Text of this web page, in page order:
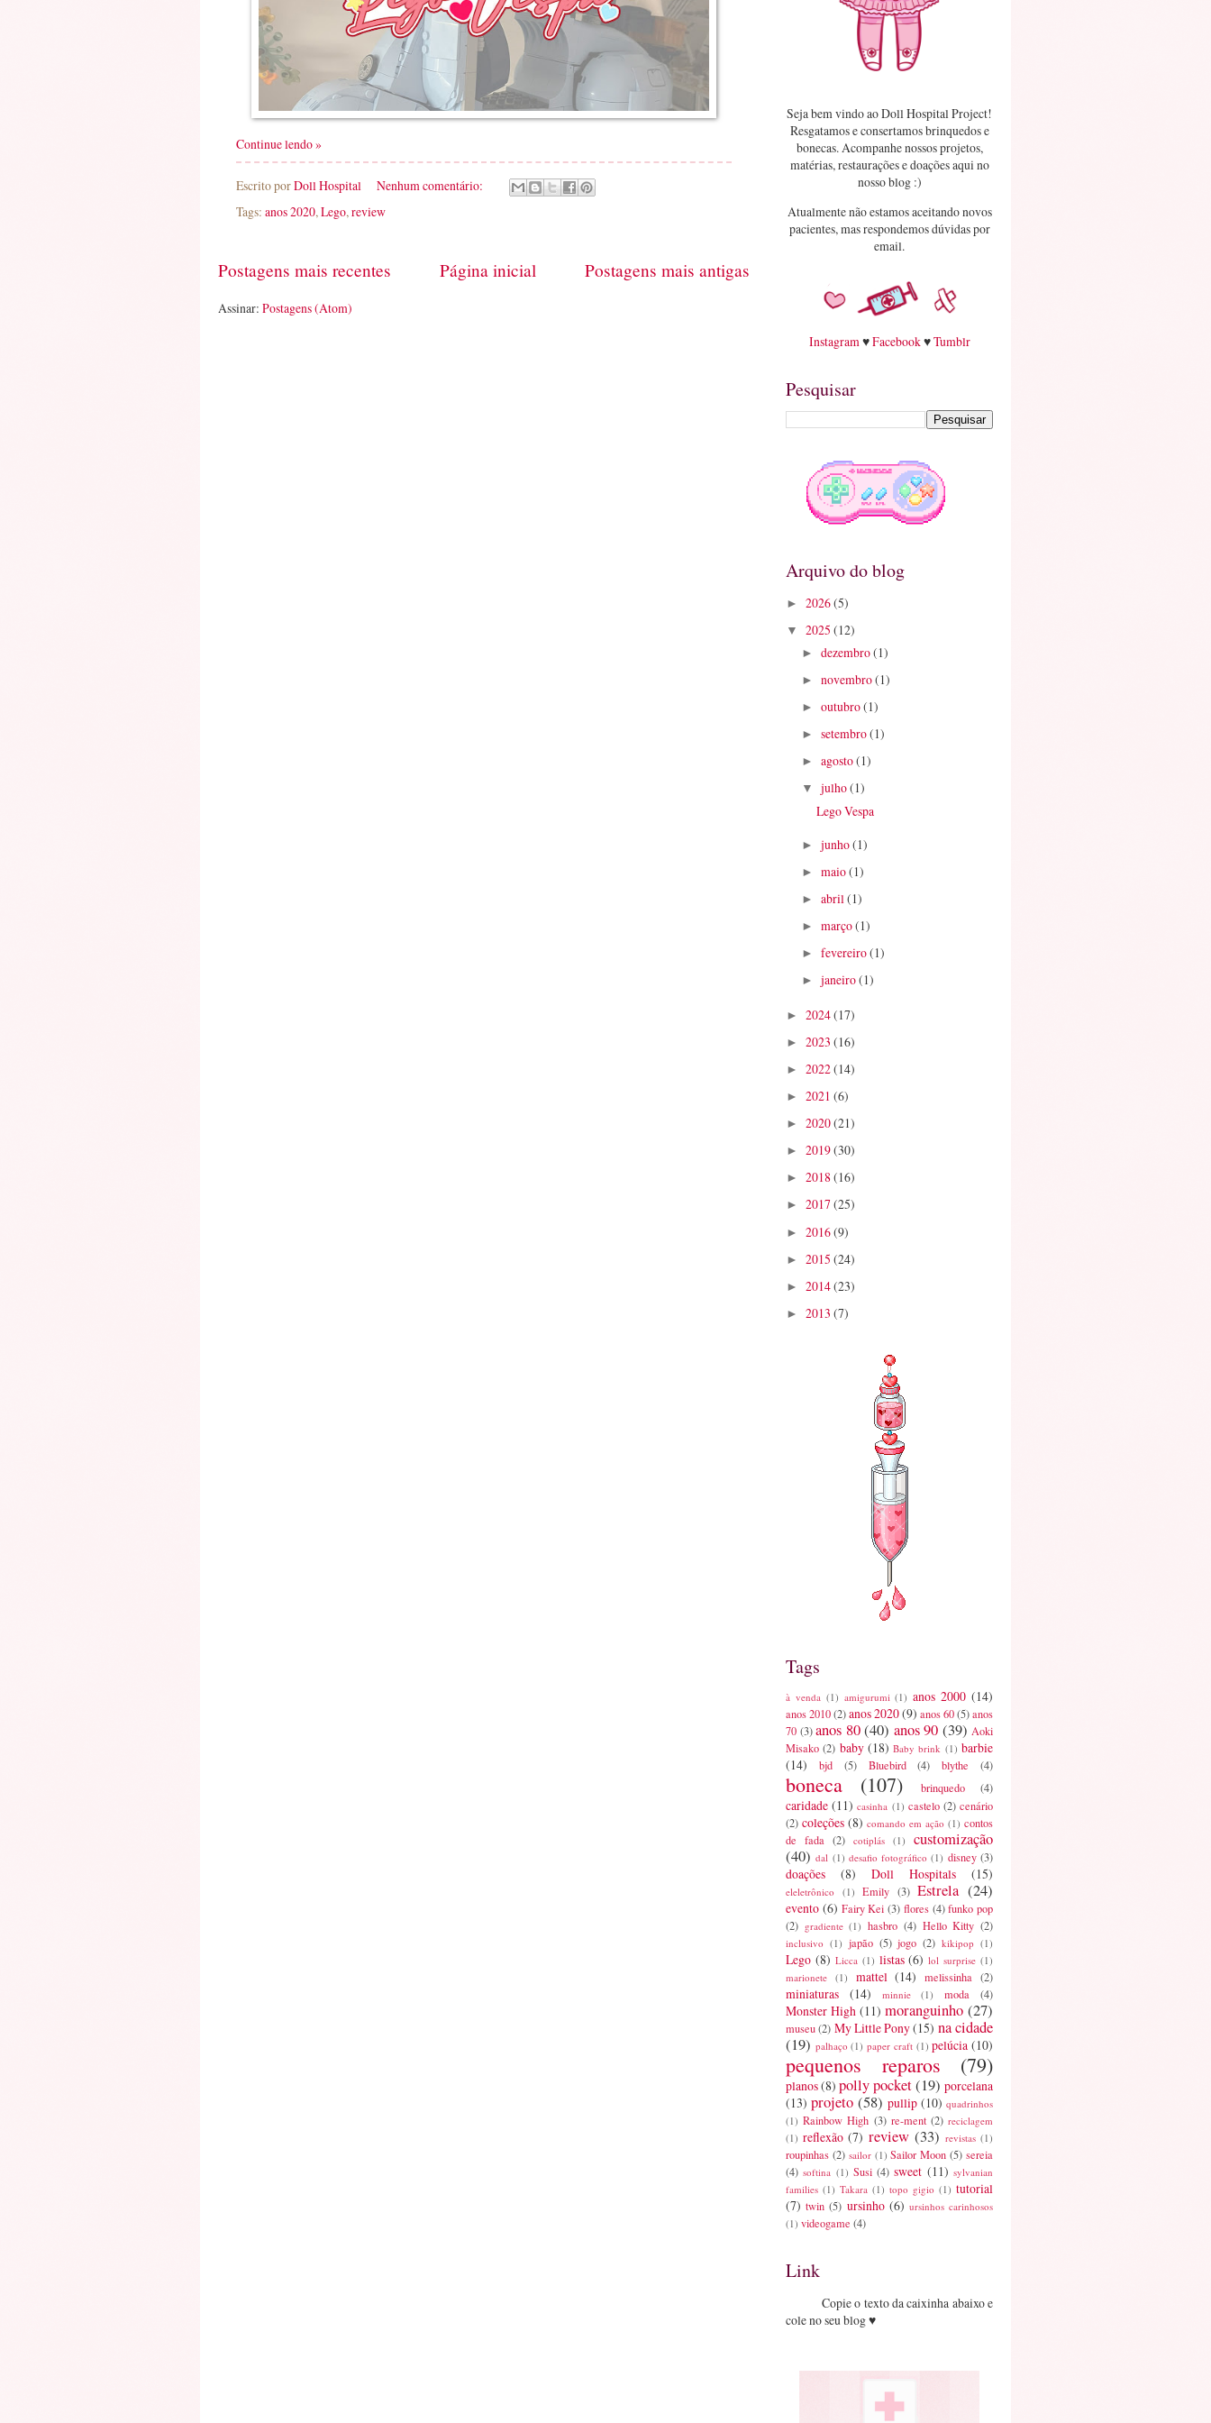
Continue lendo »
Escrito porDoll Hospital
Nenhum comentário:
Tags: anos 2020,Lego,review
Postagens mais recentes Postagens mais antigas
Página inicial
Assinar: Postagens (Atom)
Seja bem vindo ao Doll Hospital Project!
Resgatamos e consertamos brinquedos e
bonecas. Acompanhe nossos projetos,
matérias, restaurações e doações aqui no
nosso blog :)
Atualmente não estamos aceitando novos
pacientes, mas respondemos dúvidas por
email.
Instagram ♥Facebook♥Tumblr
Pesquisar
Arquivo do blog
► 2026(5)
▼ 2025 (12)
► dezembro(1)
► novembro(1)
► outubro(1)
► setembro(1)
► agosto(1)
▼ julho(1)
Lego Vespa
► junho(1)
► maio(1)
► abril(1)
► março(1)
► fevereiro(1)
► janeiro(1)
► 2024(17)
► 2023 (16)
► 2022(14)
► 2021 (6)
► 2020(21)
► 2019(30)
► 2018(16)
► 2017(25)
► 2016(9)
► 2015 (24)
► 2014(23)
► 2013 (7)
Tags
à venda (1) amigurumi (1) anos 2000 (14)
anos 2010(2)anos 2020(9) anos 60(5)anos
70 (3) anos 80 (40) anos 90 (39) Aoki
Misako (2) baby (18) Baby brink (1) barbie
(14)
bjd (5) Bluebird (4) blythe (4)
boneca (107) brinquedo (4)
caridade (11) casinha (1) castelo (2) cenário
(2) coleções (8) comando em ação (1) contos
de fada
(2) cotiplás (1)
customização
(40) dal (1) desafio fotográfico (1) disney (3)
doações (8) Doll Hospitals (15)
eleletrônico (1) Emily (3) Estrela (24)
evento (6) Fairy Kei (3) flores (4) funko pop
(2) gradiente (1) hasbro (4) Hello Kitty (2)
inclusivo (1) japão (5) jogo (2) kikipop (1)
Lego (8) Licca (1) listas (6) lol surprise (1)
marionete (1) mattel (14) melissinha (2)
miniaturas (14) minnie (1) moda (4)
Monster High (11) moranguinho (27)
museu (2) My Little Pony(15) na cidade
(19) palhaço (1) paper craft (1) pelúcia (10)
pequenos reparos (79)
planos(8) polly pocket(19) porcelana
(13) projeto (58) pullip (10) quadrinhos
(1) Rainbow High (3) re-ment (2) reciclagem
(1) reflexão (7) review (33) revistas (1)
roupinhas (2) sailor (1) Sailor Moon (5) sereia
(4) softina (1) Susi (4) sweet (11) sylvanian
families (1) Takara (1) topo gigio (1) tutorial
(7) twin (5) ursinho (6) ursinhos carinhosos
(1) videogame (4)
Link
Copie o texto da caixinha abaixo e
cole no seu blog ♥